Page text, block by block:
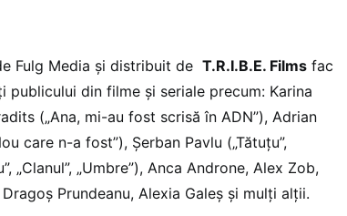
Fulg Media și distribuit de T.R.I.B.E. Films fac
din filme și seriale precum: Karina
(„Ana, mi-au fost scrisă în ADN”), Adrian
care n-a fost”), Șerban Pavlu („Tătuțu”,
„Clanul”, „Umbre”), Anca Androne, Alex Zob,
Prundeanu, Alexia Galeș și mulți alții.